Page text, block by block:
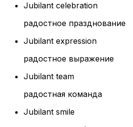
Jubilant celebration
радостное празднование
Jubilant expression
радостное выражение
Jubilant team
радостная команда
Jubilant smile